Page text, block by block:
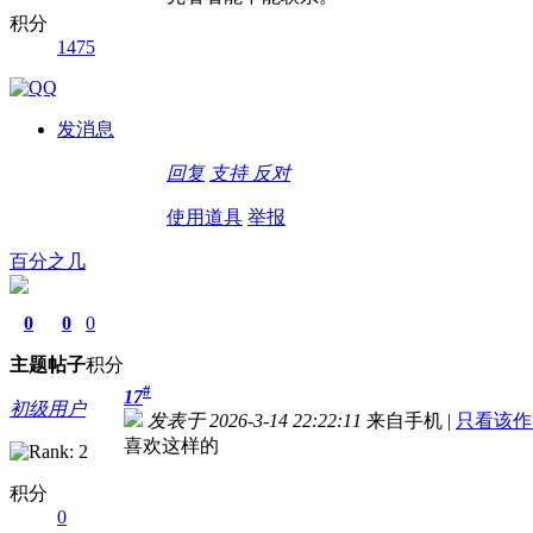
积分
1475
发消息
回复 支持 反对
使用道具 举报
百分之几
0
主题
0
帖子
0
积分
初级用户
积分
0
17#
发表于 2026-3-14 22:22:11 来自手机 | 只看该
喜欢这样的